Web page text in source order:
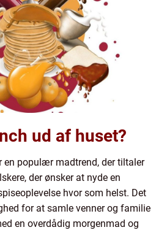
ud af huset?
en populær madtrend, der tiltaler
der ønsker at nyde en
hvor som helst. Det
for at samle venner og familie
en overdådig morgenmad og